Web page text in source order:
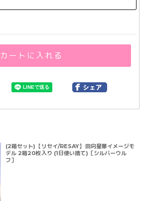
カートに入れる
(2箱セット)【リセイ/RESAY】田向星華イメージモ
デル 2箱20枚入り (1日使い捨て)［シルバーウル
フ］